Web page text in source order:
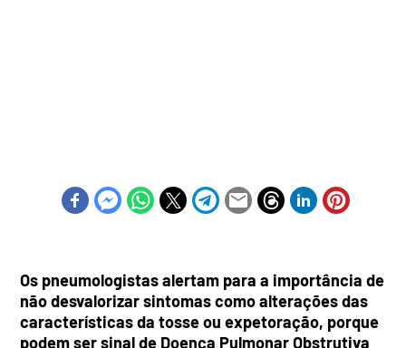
Os pneumologistas alertam para a importância de
não desvalorizar sintomas como alterações das
características da tosse ou expetoração, porque
podem ser sinal de Doença Pulmonar Obstrutiva